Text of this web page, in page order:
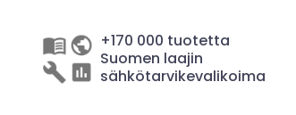
+170 000 tuotetta
Suomen laajin
sähkötarvikevalikoima